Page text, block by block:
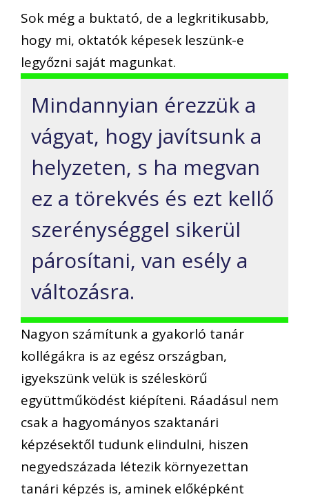
Sok még a buktató, de a legkritikusabb,
hogy mi, oktatók képesek leszünk-e
legyőzni saját magunkat.
Mindannyian érezzük a
vágyat, hogy javítsunk a
helyzeten, s ha megvan
ez a törekvés és ezt kellő
szerénységgel sikerül
párosítani, van esély a
változásra.
Nagyon számítunk a gyakorló tanár
kollégákra is az egész országban,
igyekszünk velük is széleskörű
együttműködést kiépíteni. Ráadásul nem
csak a hagyományos szaktanári
képzésektől tudunk elindulni, hiszen
negyedszázada létezik környezettan
tanári képzés is, aminek előképként